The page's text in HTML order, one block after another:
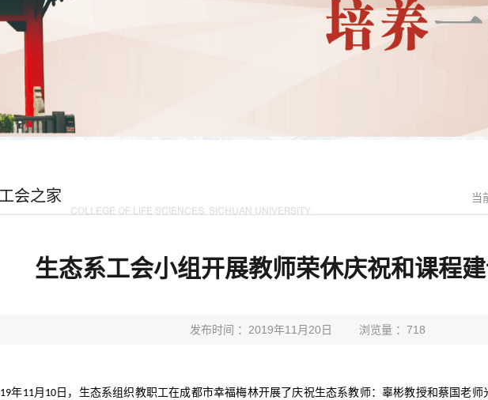
工会之家 当
生态系工会小组开展教师荣休庆祝和课程
发布时间 ：2019年11月20日 浏览量 ：718
年11月 10 日，生态系组织教职工在成都市幸福梅林开展了庆祝生态系教师：辜彬教授和蔡国老